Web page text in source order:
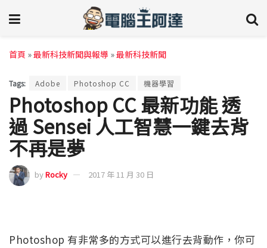
首頁 »最新科技新聞與報導 »最新科技新聞
Tags: Adobe Photoshop CC 機器學習
Photoshop CC 最新功能 透
過 Sensei 人工智慧一鍵去背
不再是夢
byRocky 2017 年 11 月 30 日
Photoshop 有非常多的方式可以進行去背動作，你可